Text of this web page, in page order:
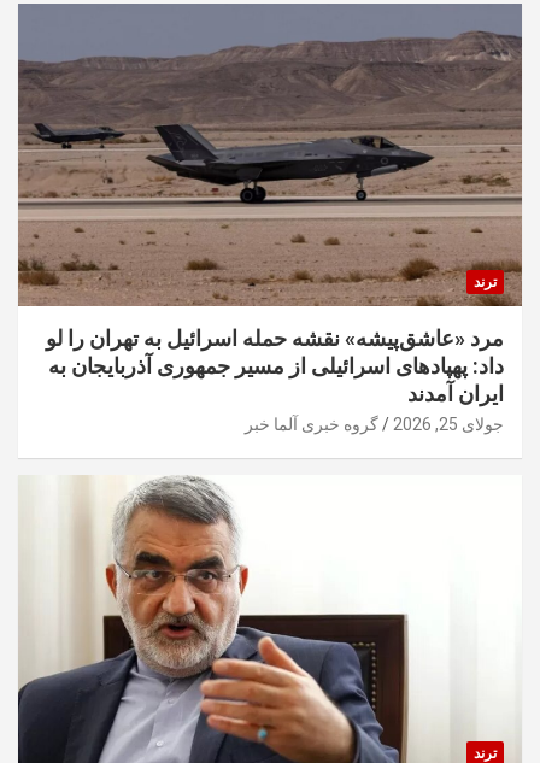
ترند
مرد «عاشق‌پیشه» نقشه حمله اسرائیل به تهران را لو
داد: پهپادهای اسرائیلی از مسیر جمهوری آذربایجان به
ایران آمدند
جولای 25, 2026 گروه خبری آلما خبر
ترند